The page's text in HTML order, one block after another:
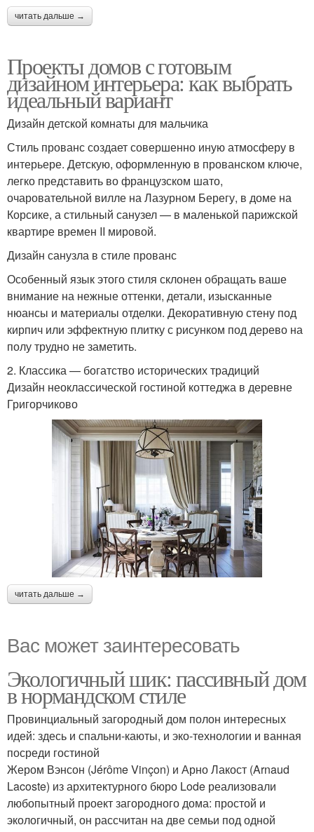
читать дальше →
Проекты домов с готовым
дизайном интерьера: как выбрать
идеальный вариант
Дизайн детской комнаты для мальчика
Стиль прованс создает совершенно иную атмосферу в
интерьере. Детскую, оформленную в прованском ключе,
легко представить во французском шато,
очаровательной вилле на Лазурном Берегу, в доме на
Корсике, а стильный санузел — в маленькой парижской
квартире времен II мировой.
Дизайн санузла в стиле прованс
Особенный язык этого стиля склонен обращать ваше
внимание на нежные оттенки, детали, изысканные
нюансы и материалы отделки. Декоративную стену под
кирпич или эффектную плитку с рисунком под дерево на
полу трудно не заметить.
2. Классика — богатство исторических традиций
Дизайн неоклассической гостиной коттеджа в деревне
Григорчиково
читать дальше →
Вас может заинтересовать
Экологичный шик: пассивный дом
в нормандском стиле
Провинциальный загородный дом полон интересных
идей: здесь и спальни-каюты, и эко-технологии и ванная
посреди гостиной
Жером Вэнсон (Jérôme Vinçon) и Арно Лакост (Arnaud
Lacoste) из архитектурного бюро Lode реализовали
любопытный проект загородного дома: простой и
экологичный, он рассчитан на две семьи под одной